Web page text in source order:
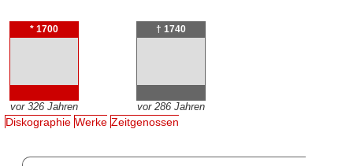
* 1700
vor 326 Jahren
† 1740
vor 286 Jahren
Diskographie Werke Zeitgenossen